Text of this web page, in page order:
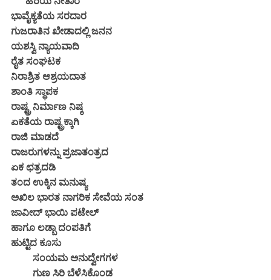
ಭಾವೈಕ್ಯತೆಯ ಸರದಾರ
ಗುಜರಾತಿನ ಖೇಡಾದಲ್ಲಿ ಜನನ
ಯಶಸ್ವಿ ನ್ಯಾಯವಾದಿ
ರೈತ ಸಂಘಟಕ
ನಿರಾಶ್ರಿತ ಆಶ್ರಯದಾತ
ಶಾಂತಿ ಸ್ಥಾಪಕ
ರಾಷ್ಟ್ರ ನಿರ್ಮಾಣ ನಿಷ್ಠ
ಏಕತೆಯ ರಾಷ್ಟ್ರಕ್ಕಾಗಿ
ರಾಜಿ ಮಾಡದೆ
ರಾಜರುಗಳನ್ನು ಪ್ರಜಾತಂತ್ರದ
ಏಕ ಛತ್ರದಡಿ
ತಂದ ಉಕ್ಕಿನ ಮನುಷ್ಯ
ಅಖಿಲ ಭಾರತ ನಾಗರಿಕ ಸೇವೆಯ ಸಂತ
ಜಾವೀದ್ ಭಾಯಿ ಪಟೇಲ್
ಹಾಗೂ ಲಡ್ಬಾ ದಂಪತಿಗೆ
ಹುಟ್ಟಿದ ಕೂಸು
ಸಂಯಮ ಅನುದ್ವೇಗಗಳ
ಗುಣ ಸಿರಿ ಬೆಳೆಸಿಕೊಂಡ